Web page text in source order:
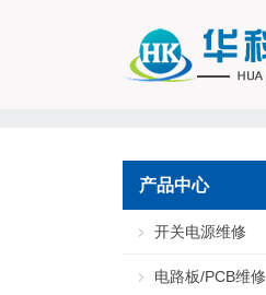
产品中心
开关电源维修
电路板/PCB维修